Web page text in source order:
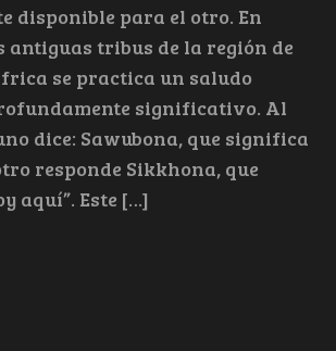
disponible para el otro. En
antiguas tribus de la región de
se practica un saludo
significativo. Al
dice: Sawubona, que significa
responde Sikkhona, que
aquí”. Este […]